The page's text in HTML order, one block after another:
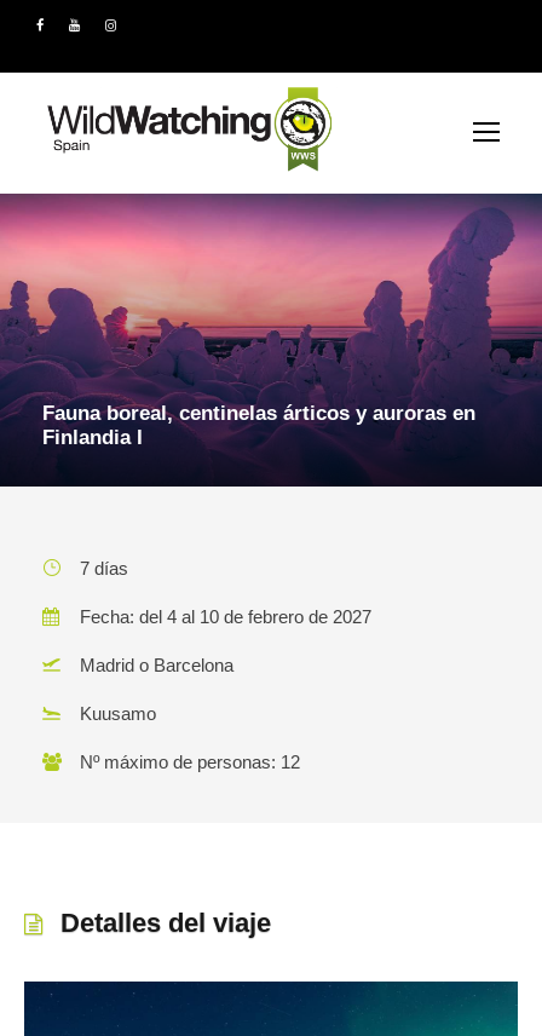
Fauna boreal, centinelas árticos y auroras en
Finlandia I
7 días
Fecha: del 4 al 10 de febrero de 2027
Madrid o Barcelona
Kuusamo
Nº máximo de personas: 12
Detalles del viaje